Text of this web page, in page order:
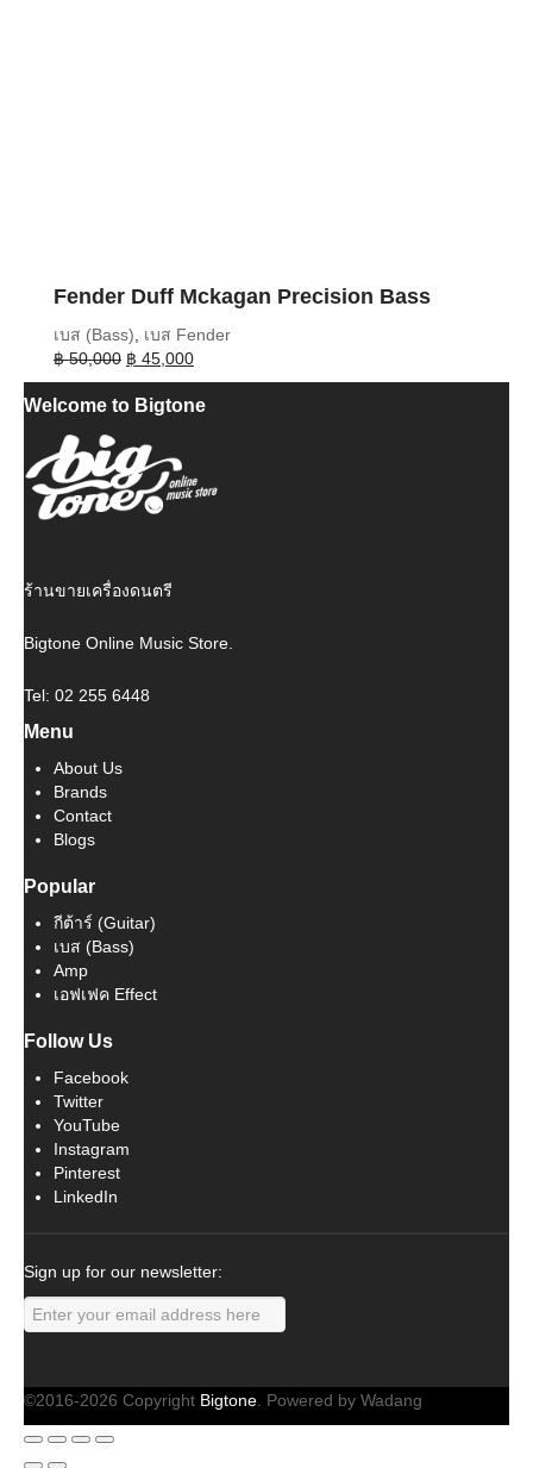
Fender Duff Mckagan Precision Bass
เบส (Bass)
เบส Fender
฿50,000 Original
price
was:
฿ 45,000Current
price
is:
Welcome to Bigtone
ร้านขายเครื่องดนตรี
Bigtone Online Music Store.
Tel: 02 255 6448
Menu
About Us
Brands
Contact
Blogs
Popular
กีต้าร์ (Guitar)
เบส (Bass)
Amp
เอฟเฟค Effect
Follow Us
Facebook
Twitter
YouTube
Instagram
Pinterest
LinkedIn
Sign up for our newsletter:
©2016-2026 Copyright Bigtone . Powered by Wadang